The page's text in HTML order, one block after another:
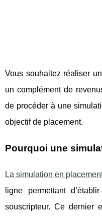
Vous souhaitez réaliser
un complément de
de procéder à une
objectif de placement.
Pourquoi une
La simulation en
ligne permettant
souscripteur. Ce dernier